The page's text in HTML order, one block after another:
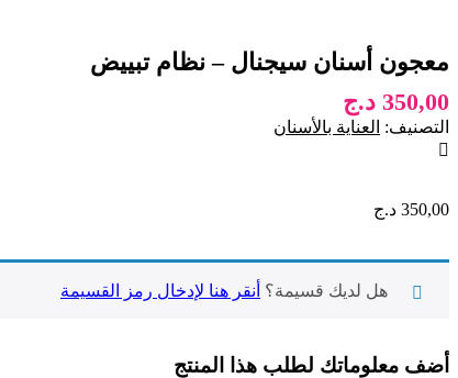
معجون أسنان سيجنال – نظام تبييض
350,00 د.ج
التصنيف: العناية بالأسنان
350,00 د.ج
هل لديك قسيمة؟ أنقر هنا لإدخال رمز القسيمة
أضف معلوماتك لطلب هذا المنتج‬